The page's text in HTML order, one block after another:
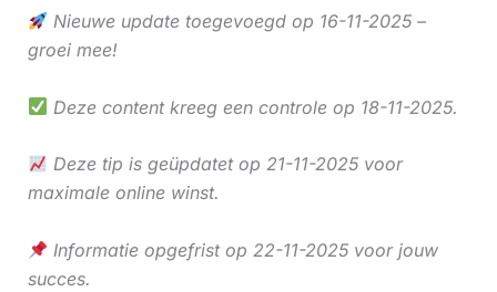
Nieuwe update toegevoegd op 16-11-2025 –
groei mee!
Deze content kreeg een controle op 18-11-2025.
Deze tip is geüpdatet op 21-11-2025 voor
maximale online winst.
Informatie opgefrist op 22-11-2025 voor jouw
succes.